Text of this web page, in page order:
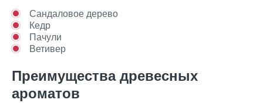
Сандаловое дерево
Кедр
Пачули
Ветивер
Преимущества древесных
ароматов